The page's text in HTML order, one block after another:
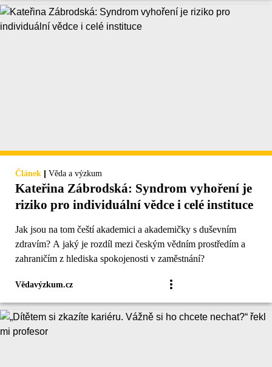
Článek | Věda a výzkum
Kateřina Zábrodská: Syndrom vyhoření je
riziko pro individuální vědce i celé instituce
Jak jsou na tom čeští akademici a akademičky s duševním
zdravím? A jaký je rozdíl mezi českým vědním prostředím a
zahraničím z hlediska spokojenosti v zaměstnání?
Vědavýzkum.cz